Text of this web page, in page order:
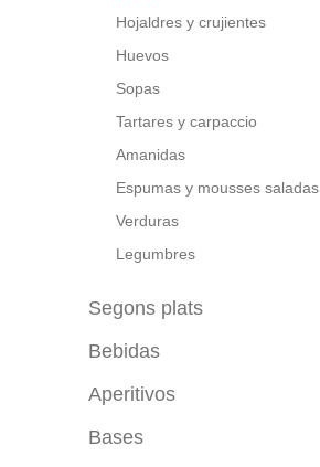
Hojaldres y crujientes
Huevos
Sopas
Tartares y carpaccio
Amanidas
Espumas y mousses saladas
Verduras
Legumbres
Segons plats
Carn
Peix
Pizza
Bebidas
Con alcohol
Aperitivos
De cuchara
Bases